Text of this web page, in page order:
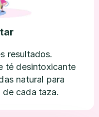
resultados.
té desintoxicante
natural para
de cada taza.